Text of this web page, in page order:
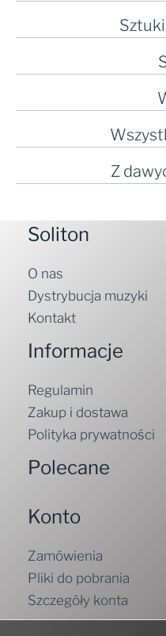
Z
Soliton
O nas
Dystrybucja muzyki
Kontakt
Informacje
Regulamin
Zakup i dostawa
Polityka prywatności
Polecane
Konto
Zamówienia
Pliki do pobrania
Szczegóły konta